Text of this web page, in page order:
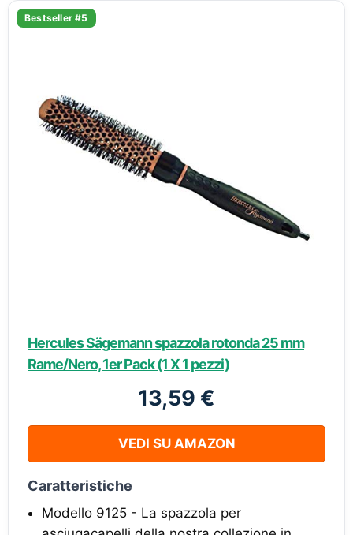
Bestseller #5
Hercules Sägemann spazzola rotonda 25 mm
Rame/Nero, 1er Pack (1 X 1 pezzi)
13,59 €
VEDI SU AMAZON
Caratteristiche
Modello 9125 - La spazzola per